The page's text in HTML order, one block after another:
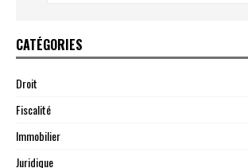
CATÉGORIES
Droit
Fiscalité
Immobilier
Juridique